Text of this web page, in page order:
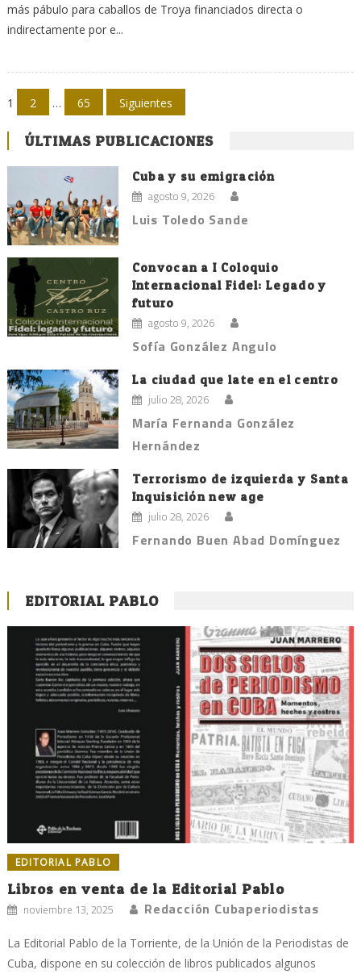
más pábulo para caballos de Troya financiados directa o
indirectamente por e...
Navegación
de
entradas
1 2 … 65 Siguientes
ÚLTIMAS PUBLICACIONES
Cuba y su emigración
agosto 9, 2026
Luis Toledo Sande
Convocan a I Coloquio
Internacional Fidel: Legado y
futuro
agosto 9, 2026
Sofía González Angulo
La ciudad que late en el centro
julio 28, 2026
María Fernanda González
Hernández
Terrorismo de izquierda y Santa
Inquisición new age
julio 28, 2026
Fernando Buen Abad Domínguez
EDITORIAL PABLO
EDITORIAL PABLO
Libros en venta de la Editorial Pablo
noviembre 13, 2025 Redacción Cubaperiodistas
La Editorial Pablo de la Torriente, de la Unión de la Periodistas de
Cuba, dispone en su colección de libros publicados algunos